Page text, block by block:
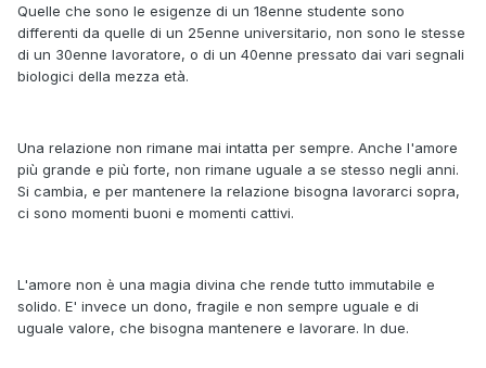
Quelle che sono le esigenze di un 18enne studente sono
differenti da quelle di un 25enne universitario, non sono le stesse
di un 30enne lavoratore, o di un 40enne pressato dai vari segnali
biologici della mezza età.
Una relazione non rimane mai intatta per sempre. Anche l'amore
più grande e più forte, non rimane uguale a se stesso negli anni.
Si cambia, e per mantenere la relazione bisogna lavorarci sopra,
ci sono momenti buoni e momenti cattivi.
L'amore non è una magia divina che rende tutto immutabile e
solido. E' invece un dono, fragile e non sempre uguale e di
uguale valore, che bisogna mantenere e lavorare. In due.